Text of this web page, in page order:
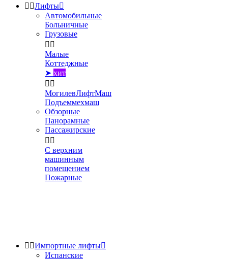
 Лифты
Автомобильные
Больничные
Грузовые
 
Малые
Коттеджные
➤ хит
 
МогилевЛифтМаш
Подъеммехмаш
Обзорные
Панорамные
Пассажирские
 
С верхним
машинным
помещением
Пожарные
 Импортные лифты
Испанские